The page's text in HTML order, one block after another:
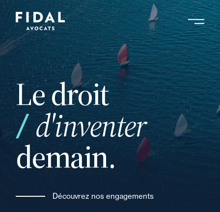
Aller
au
contenu
principalRechercher un mot clé, un professionnel ....
Le droit
d'inventer
demain.
Découvrez nos engagements
votre